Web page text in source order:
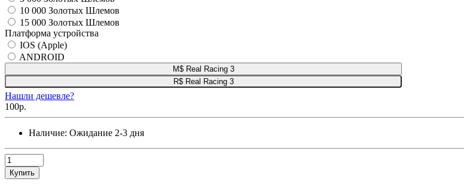
10 000 Золотых Шлемов
15 000 Золотых Шлемов
Платформа устройства
IOS (Apple)
ANDROID
M$ Real Racing 3
R$ Real Racing 3
Нашли дешевле?
100р.
Наличие: Ожидание 2-3 дня
Купить